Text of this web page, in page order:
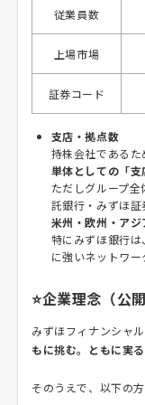
従業員数
上場市場
証券コード
支店・拠点数
持株会社であるた
単体としての「
ただしグループ
託銀行・みずほ証
米州・欧州・ア
特にみずほ銀行
に強いネットワー
⭐企業理念（公
みずほフィナンシャ
もに挑む。ともに実る
そのうえで、以下の